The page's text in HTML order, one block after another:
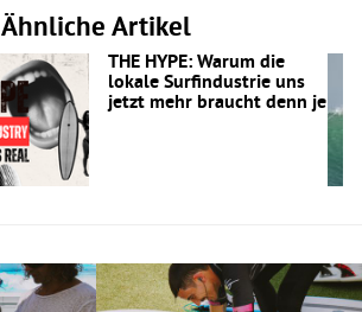
Ähnliche Artikel
THE HYPE: Warum die
lokale Surfindustrie uns
jetzt mehr braucht denn je